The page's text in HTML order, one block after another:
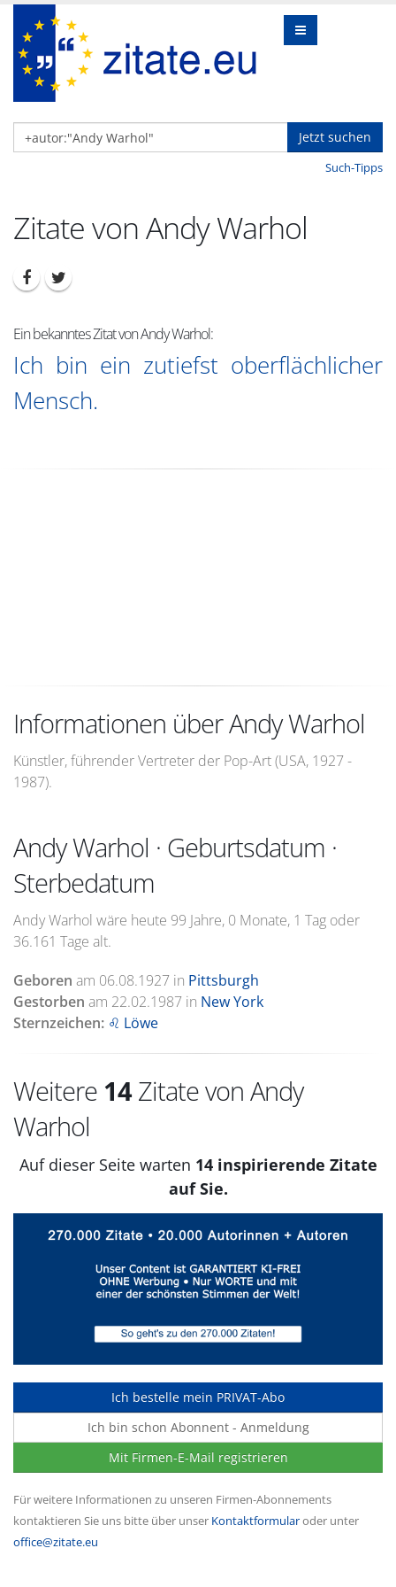
Jetzt suchen
Such-Tipps
Zitate von Andy Warhol
Ein bekanntes Zitat von Andy Warhol:
Ich bin ein zutiefst oberflächlicher
Mensch.
Informationen über Andy Warhol
Künstler, führender Vertreter der Pop-Art (USA, 1927 -
1987).
Andy Warhol · Geburtsdatum ·
Sterbedatum
Andy Warhol wäre heute 99 Jahre, 0 Monate, 1 Tag oder
36.161 Tage alt.
Geboren am 06.08.1927 in Pittsburgh
Gestorben am 22.02.1987 in New York
Sternzeichen: ♌ Löwe
Weitere 14 Zitate von Andy
Warhol
Auf dieser Seite warten 14 inspirierende Zitate
auf Sie.
Ich bestelle mein PRIVAT-Abo
Ich bin schon Abonnent - Anmeldung
Mit Firmen-E-Mail registrieren
Für weitere Informationen zu unseren Firmen-Abonnements
kontaktieren Sie uns bitte über unser Kontaktformularoder unter
office@zitate.eu